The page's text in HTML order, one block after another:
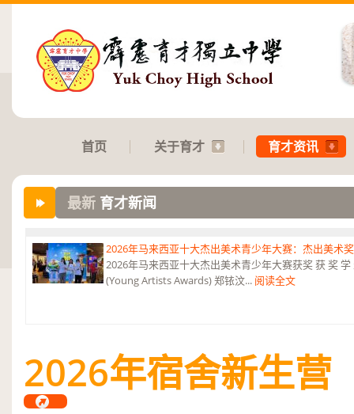
首页 关于育才 育才资讯
最新 育才新闻
——特优奖...阅读全文
2026年马来西亚十大杰出美术青少年大赛：杰出美术
2026年马来西亚十大杰出美术青少年大赛获奖 获 奖
(Young Artists Awards) 郑铱汶... 阅读全文
2026年宿舍新生营